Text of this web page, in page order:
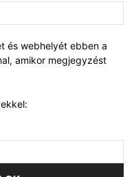
és webhelyét ebben a
amikor megjegyzést